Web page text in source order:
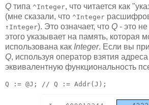
Q типа ^Integer, что читается как
(мне сказали, что ^Integer
↑Integer). Это означает, что Q - это не
этого указывает на память, которая
использована как Integer. Если вы
Q, используя оператор взятия адреса
эквивалентную функциональность
Q := @J; // Q := Addr(J);